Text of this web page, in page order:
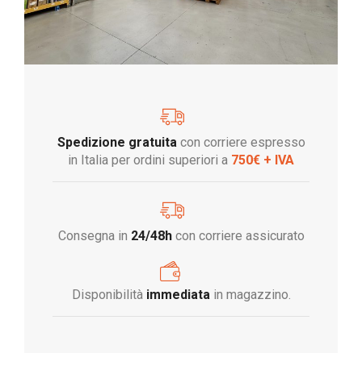
Spedizione gratuita con corriere espresso
in Italia per ordini superiori a 750€ + IVA
Consegna in 24/48hcon corriere assicurato
Disponibilità immediata in magazzino.